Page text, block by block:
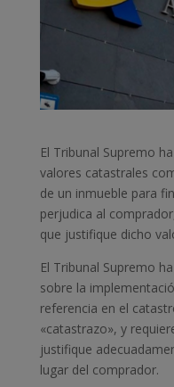
El Tribunal Supremo
valores catastrales
de un inmueble para
perjudica al
que justifique dicho
El Tribunal Supremo
sobre la
referencia en el
«catastrazo», y
justifique
lugar del comprador.